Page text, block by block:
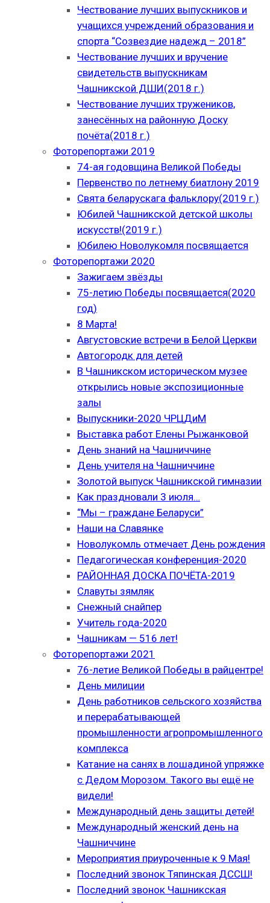
Чествование лучших выпускников и
учащихся учреждений образования и
спорта “Созвездие надежд – 2018”
Чествование лучших и вручение
свидетельств выпускникам
Чашникской ДШИ(2018 г.)
Чествование лучших тружеников,
занесённых на районную Доску
почёта(2018 г.)
Фоторепортажи 2019
74-ая годовщина Великой Победы
Первенство по летнему биатлону 2019
Свята беларускага фальклору(2019 г.)
Юбилей Чашникской детской школы
искусств!(2019 г.)
Юбилею Новолукомля посвящается
Фоторепортажи 2020
Зажигаем звёзды
75-летию Победы посвящается(2020
год)
8 Марта!
Августовские встречи в Белой Церкви
Автогородк для детей
В Чашникском историческом музее
открылись новые экспозиционные
залы
Выпускники-2020 ЧРЦДиМ
Выставка работ Елены Рыжанковой
День знаний на Чашниччине
День учителя на Чашниччине
Золотой выпуск Чашникской гимназии
Как праздновали 3 июля…
“Мы – граждане Беларуси”
Наши на Славянке
Новолукомль отмечает День рождения
Педагогическая конференция-2020
РАЙОННАЯ ДОСКА ПОЧЁТА-2019
Славуты зямляк
Снежный снайпер
Учитель года-2020
Чашникам — 516 лет!
Фоторепортажи 2021
76-летие Великой Победы в райцентре!
День милиции
День работников сельского хозяйства
и перерабатывающей
промышленности агропромышленного
комплекса
Катание на санях в лошадиной упряжке
с Дедом Морозом. Такого вы ещё не
видели!
Международный день защиты детей!
Международный женский день на
Чашниччине
Мероприятия приуроченные к 9 Мая!
Последний звонок Тяпинская ДССШ!
Последний звонок Чашникская